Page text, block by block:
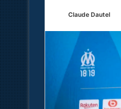
Claude Dautel